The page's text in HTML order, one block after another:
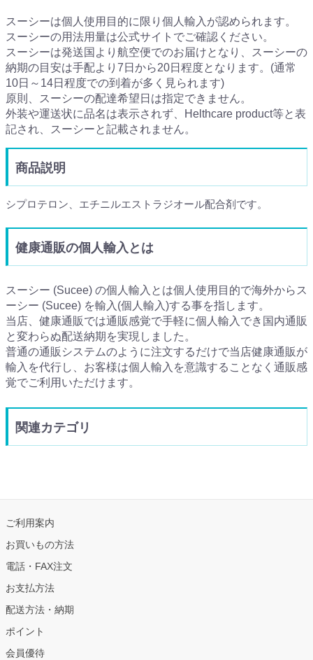
スーシーは個人使用目的に限り個人輸入が認められます。
スーシーの用法用量は公式サイトでご確認ください。
スーシーは発送国より航空便でのお届けとなり、スーシーの
納期の目安は手配より7日から20日程度となります。(通常
10日～14日程度での到着が多く見られます)
原則、スーシーの配達希望日は指定できません。
外装や運送状に品名は表示されず、Helthcare product等と表
記され、スーシーと記載されません。
商品説明
シプロテロン、エチニルエストラジオール配合剤です。
健康通販の個人輸入とは
スーシー (Sucee) の個人輸入とは個人使用目的で海外からス
ーシー (Sucee) を輸入(個人輸入)する事を指します。
当店、健康通販では通販感覚で手軽に個人輸入でき国内通販
と変わらぬ配送納期を実現しました。
普通の通販システムのように注文するだけで当店健康通販が
輸入を代行し、お客様は個人輸入を意識することなく通販感
覚でご利用いただけます。
関連カテゴリ
ご利用案内
お買いもの方法
電話・FAX注文
お支払方法
配送方法・納期
ポイント
会員優待